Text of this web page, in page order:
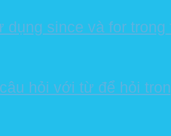
dụng since và for trong
hỏi với từ để hỏi